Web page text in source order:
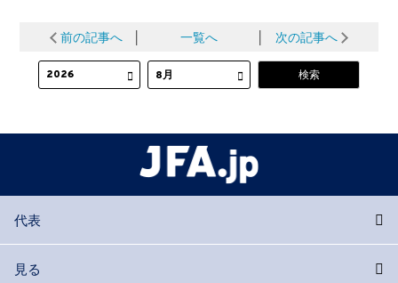
前の記事へ 一覧へ 次の記事へ
代表
見る